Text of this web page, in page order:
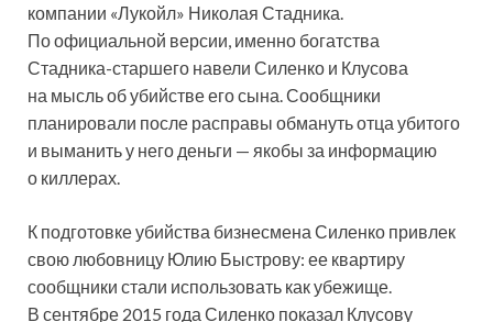
компании «Лукойл» Николая Стадника.
По официальной версии, именно богатства
Стадника-старшего навели Силенко и Клусова
на мысль об убийстве его сына. Сообщники
планировали после расправы обмануть отца убитого
и выманить у него деньги — якобы за информацию
о киллерах.
К подготовке убийства бизнесмена Силенко привлек
свою любовницу Юлию Быстрову: ее квартиру
сообщники стали использовать как убежище.
В сентябре 2015 года Силенко показал Клусову